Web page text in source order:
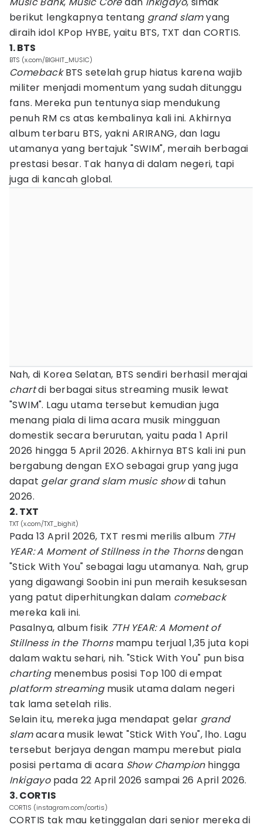
berikut lengkapnya tentang grand slamyang
diraih idol KPop HYBE, yaitu BTS, TXT dan CORTIS.
1. BTS
BTS (x.com/BIGHIT_MUSIC)
ComebackBTS setelah grup hiatus karena wajib
militer menjadi momentum yang sudah ditunggu
fans. Mereka pun tentunya siap mendukung
penuh RM cs atas kembalinya kali ini. Akhirnya
album terbaru BTS, yakni ARIRANG, dan lagu
utamanya yang bertajuk "SWIM", meraih berbagai
prestasi besar. Tak hanya di dalam negeri, tapi
juga di kancah global.
Nah, di Korea Selatan, BTS sendiri berhasil merajai
chartdi berbagai situs streaming musik lewat
"SWIM". Lagu utama tersebut kemudian juga
menang piala di lima acara musik mingguan
domestik secara berurutan, yaitu pada 1 April
2026 hingga 5 April 2026. Akhirnya BTS kali ini pun
bergabung dengan EXO sebagai grup yang juga
dapat gelar grand slam music showdi tahun
2026.
2. TXT
TXT (x.com/TXT_bighit)
Pada 13 April 2026, TXT resmi merilis album 7TH
YEAR: A Moment of Stillness in the Thornsdengan
"Stick With You" sebagai lagu utamanya. Nah, grup
yang digawangi Soobin ini pun meraih kesuksesan
yang patut diperhitungkan dalam comeback
mereka kali ini.
Pasalnya, album fisik 7TH YEAR: A Moment of
Stillness in the Thornsmampu terjual 1,35 juta kopi
dalam waktu sehari, nih. "Stick With You" pun bisa
chartingmenembus posisi Top 100 di empat
platform streamingmusik utama dalam negeri
tak lama setelah rilis.
Selain itu, mereka juga mendapat gelar grand
slamacara musik lewat "Stick With You", lho. Lagu
tersebut berjaya dengan mampu merebut piala
posisi pertama di acara Show Championhingga
Inkigayopada 22 April 2026 sampai 26 April 2026.
3. CORTIS
CORTIS (instagram.com/cortis)
CORTIS tak mau ketinggalan dari senior mereka di